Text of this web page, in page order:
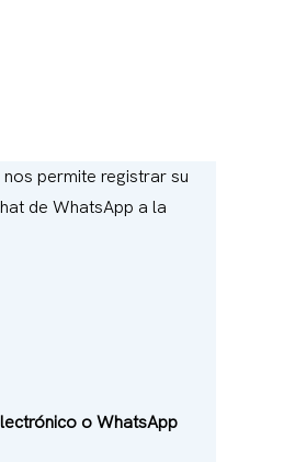
permite registrar su
de WhatsApp a la
o WhatsApp